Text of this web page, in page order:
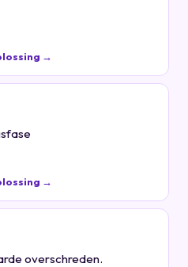
→
→
overschreden.